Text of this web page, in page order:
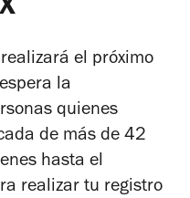
el próximo
la
quienes
de más de 42
hasta el
realizar tu registro